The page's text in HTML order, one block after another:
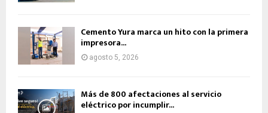
Cemento Yura marca un hito con la primera
impresora...
agosto 5, 2026
Más de 800 afectaciones al servicio
eléctrico por incumplir...